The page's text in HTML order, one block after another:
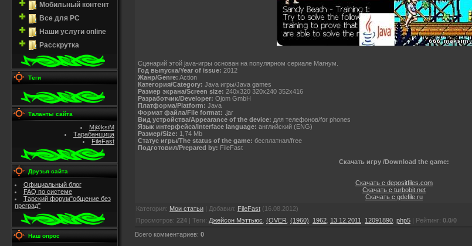
Мобильный контент
Все для PC
Наши услуги online
Расскрутка
Теги
Таланты сайта
M@ksiM
Тарабанщица
FileFast
Друзья сайта
Официальный блог
FAQ по системе
Тарский форум"общение без
преград"
Наш опрос
Сценарий этой java-игры основан на популярном сериале Магнум.
Год выпуска/Year of issue: 2012
Жанр/Genre: Action
Категория/Category: Java игры/Java games
Размер экрана/Screen size: 240x320 320x240 352x416
Разработчик/Developer: Ojom GmbH
Платформа/Platform: Java
Формат файла/File format: .jar
Вид устройства/Appearance of the device: для телефонов/for phones
Язык интерфейса/Interface language: английский (ENG)
Размер/Size: 1,74 Mb
Статус игры/The status of the game: бесплатная/free
Подготовил/Prepared by: FileFast
Скачать игру /Download the game:
Скачать с depositfiles.com
Скачать с turbobit.net
Скачать с gdefile.ru
Категория: Мои статьи | Добавил: FileFast (16.08.2012)
Просмотров: 224 | Теги: Джейсон Мэттьюс (OVER (1960) 1962 13.12.2011 12091890 php5 | Рейтинг: 0.0/0
Всего комментариев: 0